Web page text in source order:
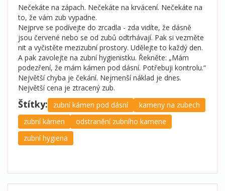
Nečekáte na zápach. Nečekáte na krvácení. Nečekáte na
to, že vám zub vypadne.
Nejprve se podívejte do zrcadla - zda vidíte, že dásně
jsou červené nebo se od zubů odtrhávají. Pak si vezměte
nit a vyčistěte mezizubní prostory. Udělejte to každý den.
A pak zavolejte na zubní hygienistku. Řekněte: „Mám
podezření, že mám kámen pod dásní. Potřebuji kontrolu.“
Největší chyba je čekání. Nejmenší náklad je dnes.
Největší cena je ztracený zub.
Štítky: zubní kámen pod dásní
kameny na zubech
zubní kámen
odstranění zubního kamene
zubní hygiena